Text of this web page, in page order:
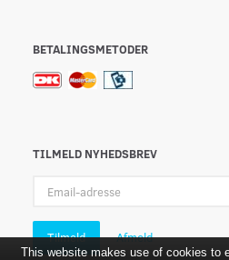
BETALINGSMETODER
TILMELD NYHEDSBREV
adresse
Tilmeld Afmeld
This website makes use of cookies to